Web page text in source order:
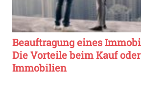
Beauftragung eines
Die Vorteile beim Kauf
Immobilien